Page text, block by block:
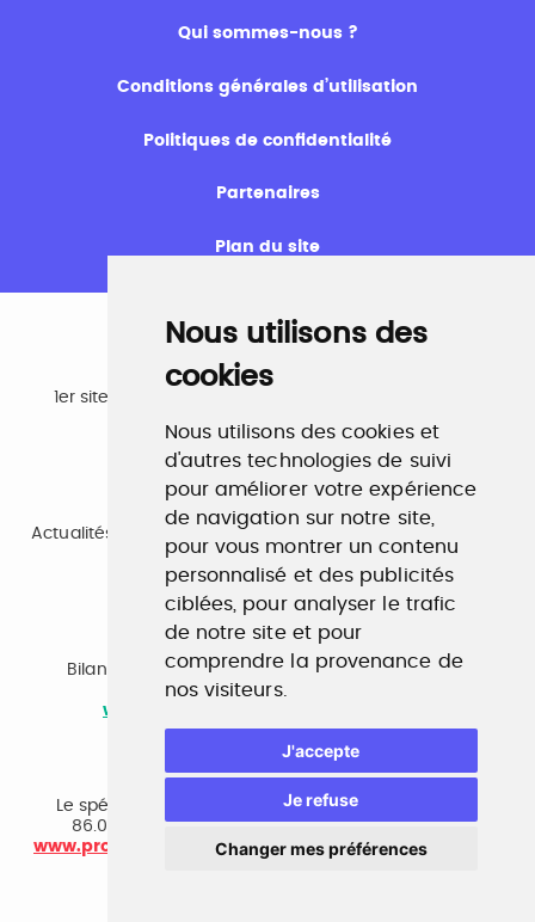
Nous utilisons des
cookies
Nous utilisons des cookies et
d'autres technologies de suivi
pour améliorer votre expérience
de navigation sur notre site,
pour vous montrer un contenu
personnalisé et des publicités
ciblées, pour analyser le trafic
de notre site et pour
comprendre la provenance de
nos visiteurs.
J'accepte
Je refuse
Changer mes préférences
Qui sommes-nous ?
Conditions générales d’utilisation
Politiques de confidentialité
Partenaires
Plan du site
Emploi
1er site emploi du secteur culturel 784.000 visites et
www.profilculture.com
Formation
Actualités, guide et annuaire des formations aux métiers
de la culture.
www.profilculture-formation.com
Accompagnement professionnel
Bilan de compétences, coaching, techniques de
recherche d'emploi, entretien conseil.
www.profilculture-competences.com
Le spécialiste du secteur culturel, une cvthèque de
86.000 CV et réseau unique de professionnels.
www.profilculture-conseil.com/cabinet-recrutement